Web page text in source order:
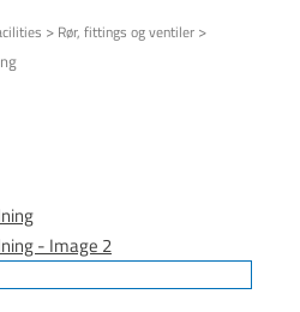
> Rør, fittings og ventiler >